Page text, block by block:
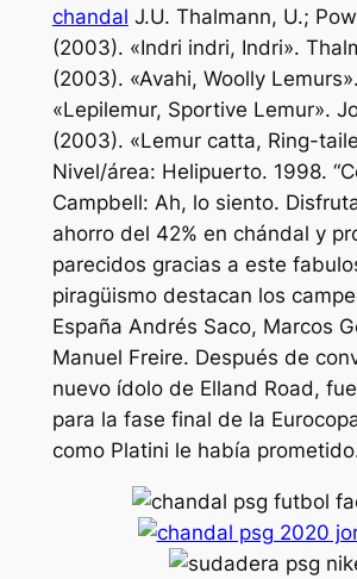
chandal J.U. Thalmann, U.;
(2003). «Indri indri, Indri».
(2003). «Avahi, Woolly
«Lepilemur, Sportive Lemur».
(2003). «Lemur catta, Ring-
Nivel/área: Helipuerto. 1998.
Campbell: Ah, lo siento.
ahorro del 42% en chándal y
parecidos gracias a este
piragüismo destacan los
España Andrés Saco, Marcos
Manuel Freire. Después de
nuevo ídolo de Elland Road,
para la fase final de la
como Platini le había